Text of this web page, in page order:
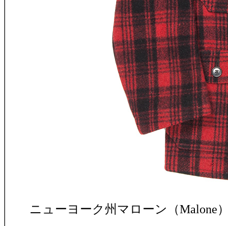
ニューヨーク州マローン（Malone